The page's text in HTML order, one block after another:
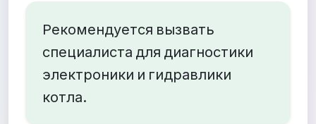
Рекомендуется вызвать
специалиста для диагностики
электроники и гидравлики
котла.